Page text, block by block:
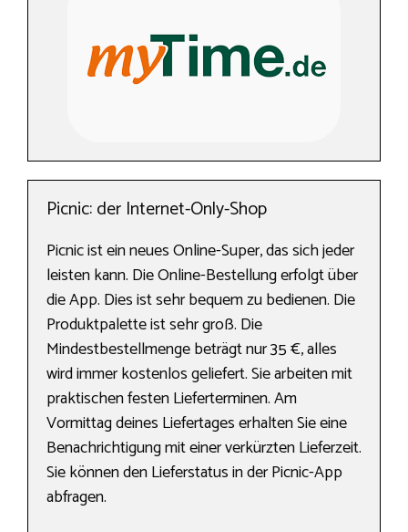
Picnic: der Internet-Only-Shop
Picnic ist ein neues Online-Super, das sich jeder
leisten kann. Die Online-Bestellung erfolgt über
die App. Dies ist sehr bequem zu bedienen. Die
Produktpalette ist sehr groß. Die
Mindestbestellmenge beträgt nur 35 €, alles
wird immer kostenlos geliefert. Sie arbeiten mit
praktischen festen Lieferterminen. Am
Vormittag deines Liefertages erhalten Sie eine
Benachrichtigung mit einer verkürzten Lieferzeit.
Sie können den Lieferstatus in der Picnic-App
abfragen.